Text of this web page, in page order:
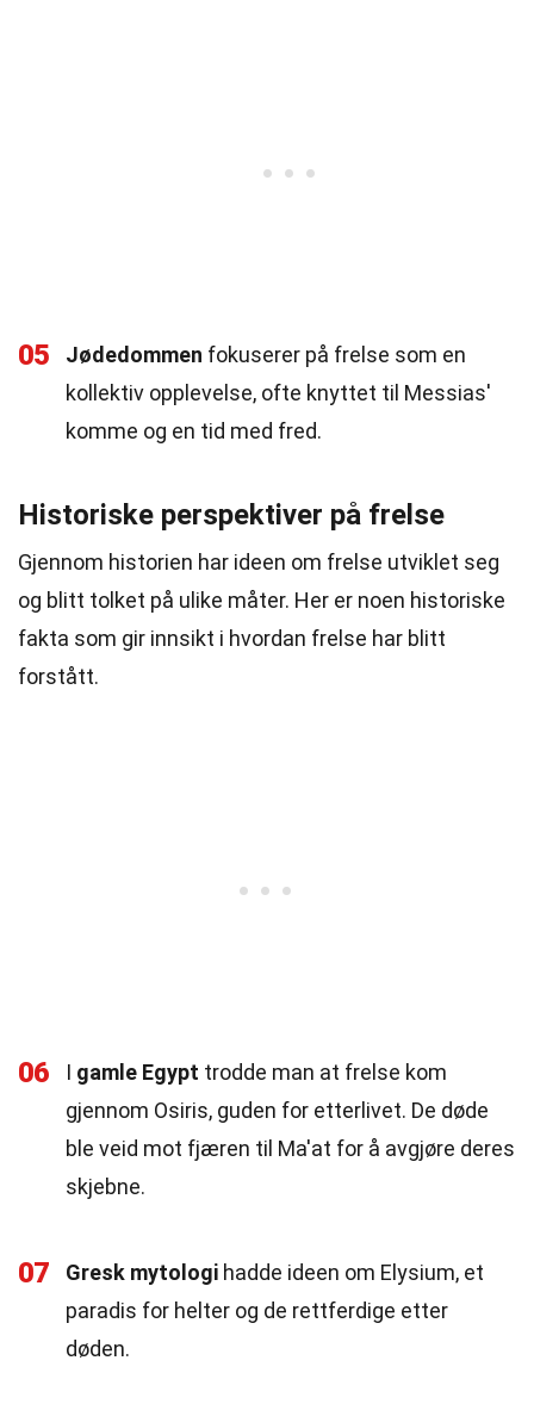
05 Jødedommen fokuserer på frelse som en
kollektiv opplevelse, ofte knyttet til Messias'
komme og en tid med fred.
Historiske perspektiver på frelse
Gjennom historien har ideen om frelse utviklet seg
og blitt tolket på ulike måter. Her er noen historiske
fakta som gir innsikt i hvordan frelse har blitt
forstått.
06 I gamle Egypt trodde man at frelse kom
gjennom Osiris, guden for etterlivet. De døde
ble veid mot fjæren til Ma'at for å avgjøre deres
skjebne.
07 Gresk mytologi hadde ideen om Elysium, et
paradis for helter og de rettferdige etter
døden.